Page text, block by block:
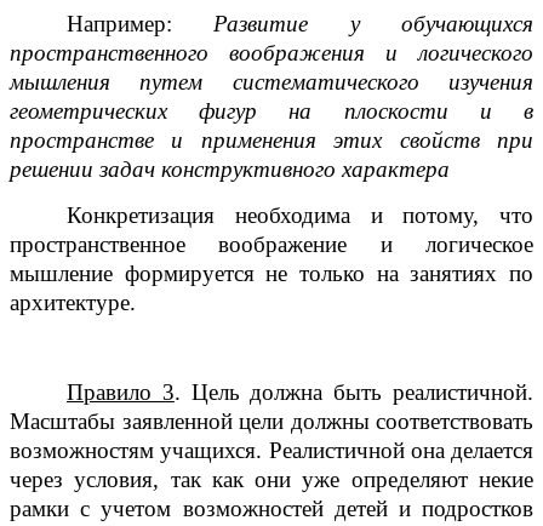
Например:Развитие у обучающихся
пространственного воображения и логического
мышления путем систематического изучения
геометрических фигур на плоскости и в
пространстве и применения этих свойств при
решении задач конструктивного характера
Конкретизация необходима и потому, что
пространственное воображение и логическое
мышление формируется не только на занятиях по
архитектуре.
Правило 3. Цель должна быть реалистичной.
Масштабы заявленной цели должны соответствовать
возможностям учащихся. Реалистичной она делается
через условия, так как они уже определяют некие
рамки с учетом возможностей детей и подростков